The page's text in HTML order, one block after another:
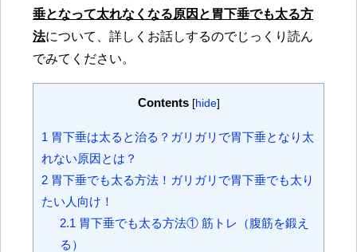
垂となって太れなくなる原因と胃下垂でも太る方
法について、詳しくお話しするのでじっくり読ん
でみてください。
Contents [hide]
1 胃下垂は太ると治る？ガリガリで胃下垂となり太
れない原因とは？
2 胃下垂でも太る方法！ガリガリで胃下垂でも太り
たい人向け！
2.1 胃下垂でも太る方法① 筋トレ（腹筋を鍛え
る）